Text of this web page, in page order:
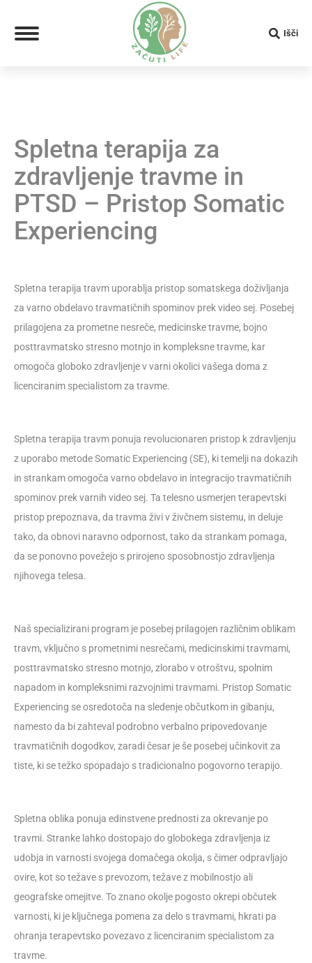
Search:
Išči
Spletna terapija za
zdravljenje travme in
PTSD – Pristop Somatic
Experiencing
Spletna terapija travm uporablja pristop somatskega doživljanja
za varno obdelavo travmatičnih spominov prek video sej. Posebej
prilagojena za prometne nesreče, medicinske travme, bojno
posttravmatsko stresno motnjo in kompleksne travme, kar
omogoča globoko zdravljenje v varni okolici vašega doma z
licenciranim specialistom za travme.
Spletna terapija travm ponuja revolucionaren pristop k zdravljenju
z uporabo metode Somatic Experiencing (SE), ki temelji na dokazih
in strankam omogoča varno obdelavo in integracijo travmatičnih
spominov prek varnih video sej. Ta telesno usmerjen terapevtski
pristop prepoznava, da travma živi v živčnem sistemu, in deluje
tako, da obnovi naravno odpornost, tako da strankam pomaga,
da se ponovno povežejo s prirojeno sposobnostjo zdravljenja
njihovega telesa.
Naš specializirani program je posebej prilagojen različnim oblikam
travm, vključno s prometnimi nesrečami, medicinskimi travmami,
posttravmatsko stresno motnjo, zlorabo v otroštvu, spolnim
napadom in kompleksnimi razvojnimi travmami. Pristop Somatic
Experiencing se osredotoča na sledenje občutkom in gibanju,
namesto da bi zahteval podrobno verbalno pripovedovanje
travmatičnih dogodkov, zaradi česar je še posebej učinkovit za
tiste, ki se težko spopadajo s tradicionalno pogovorno terapijo.
Spletna oblika ponuja edinstvene prednosti za okrevanje po
travmi. Stranke lahko dostopajo do globokega zdravljenja iz
udobja in varnosti svojega domačega okolja, s čimer odpravljajo
ovire, kot so težave s prevozom, težave z mobilnostjo ali
geografske omejitve. To znano okolje pogosto okrepi občutek
varnosti, ki je ključnega pomena za delo s travmami, hkrati pa
ohranja terapevtsko povezavo z licenciranim specialistom za
travme.